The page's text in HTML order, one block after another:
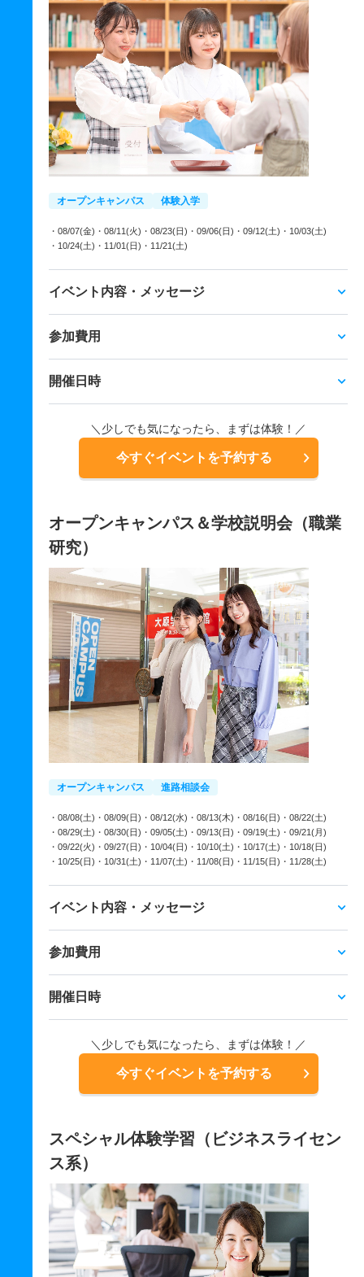
オープンキャンパス 体験入学
・08/07(金) ・08/11(火) ・08/23(日) ・09/06(日) ・09/12(土) ・10/03(土)
・10/24(土) ・11/01(日) ・11/21(土)
イベント内容・メッセージ
参加費用
開催日時
＼少しでも気になったら、まずは体験！／
今すぐイベントを予約する
オープンキャンパス＆学校説明会（職業
研究）
オープンキャンパス 進路相談会
・08/08(土) ・08/09(日) ・08/12(水) ・08/13(木) ・08/16(日) ・08/22(土)
・08/29(土) ・08/30(日) ・09/05(土) ・09/13(日) ・09/19(土) ・09/21(月)
・09/22(火) ・09/27(日) ・10/04(日) ・10/10(土) ・10/17(土) ・10/18(日)
・10/25(日) ・10/31(土) ・11/07(土) ・11/08(日) ・11/15(日) ・11/28(土)
イベント内容・メッセージ
参加費用
開催日時
＼少しでも気になったら、まずは体験！／
今すぐイベントを予約する
スペシャル体験学習（ビジネスライセン
ス系）